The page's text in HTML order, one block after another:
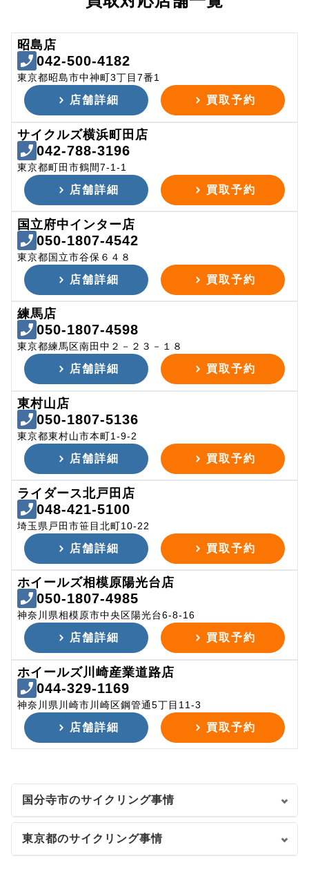
昭島店
042-500-4182
東京都昭島市中神町3丁目7番1
店舗詳細 買取予約
サイクルズ横浜町田店
042-788-3196
東京都町田市鶴間7-1-1
店舗詳細 買取予約
国立府中インター店
050-1807-4542
東京都国立市谷保６４８
店舗詳細 買取予約
練馬店
050-1807-4598
東京都練馬区南田中２－２３－１８
店舗詳細 買取予約
東村山店
050-1807-5136
東京都東村山市本町1-9-2
店舗詳細 買取予約
ライダース北戸田店
048-421-5100
埼玉県戸田市笹目北町10-22
店舗詳細 買取予約
ホイールズ相模原陽光台店
050-1807-4985
神奈川県相模原市中央区陽光台6-8-16
店舗詳細 買取予約
ホイールズ川崎産業道路店
044-329-1169
神奈川県川崎市川崎区鋼管通5丁目11-3
店舗詳細 買取予約
国分寺市のサイクリング事情
東京都のサイクリング事情